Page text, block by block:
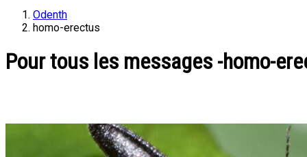
Odenth
homo-erectus
Pour tous les messages -homo-